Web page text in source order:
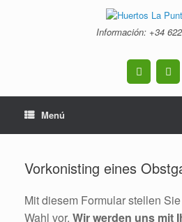
Información: +34
Menú
Vorkonisting eines
Mit diesem Formular stellen
Wahl vor. Wir werden uns mit